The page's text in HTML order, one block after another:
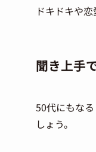
ドキドキや
聞き上手
50代にもな
しょう。